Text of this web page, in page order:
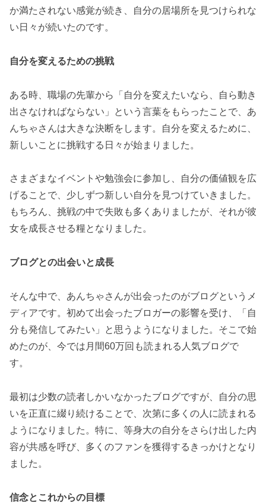
か満たされない感覚が続き、自分の居場所を見つけられな
い日々が続いたのです。
自分を変えるための挑戦
ある時、職場の先輩から「自分を変えたいなら、自ら動き
出さなければならない」という言葉をもらったことで、あ
んちゃさんは大きな決断をします。自分を変えるために、
新しいことに挑戦する日々が始まりました。
さまざまなイベントや勉強会に参加し、自分の価値観を広
げることで、少しずつ新しい自分を見つけていきました。
もちろん、挑戦の中で失敗も多くありましたが、それが彼
女を成長させる糧となりました。
ブログとの出会いと成長
そんな中で、あんちゃさんが出会ったのがブログというメ
ディアです。初めて出会ったブロガーの影響を受け、「自
分も発信してみたい」と思うようになりました。そこで始
めたのが、今では月間60万回も読まれる人気ブログで
す。
最初は少数の読者しかいなかったブログですが、自分の思
いを正直に綴り続けることで、次第に多くの人に読まれる
ようになりました。特に、等身大の自分をさらけ出した内
容が共感を呼び、多くのファンを獲得するきっかけとなり
ました。
信念とこれからの目標